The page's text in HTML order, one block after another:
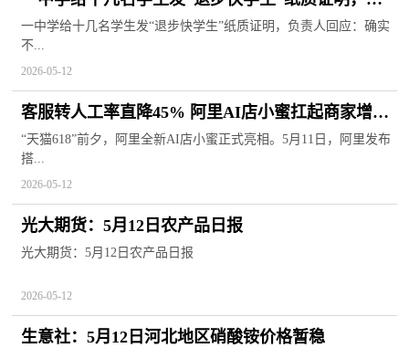
责人回应：确实不合适 ，已收回证明 焦点速讯
一中学给十几名学生发“退步快学生”纸质证明，负责人回应：确实
不...
2026-05-12
客服转人工率直降45% 阿里AI店小蜜扛起商家增长
重任|今亮点
“天猫618”前夕，阿里全新AI店小蜜正式亮相。5月11日，阿里发布
搭...
2026-05-12
光大期货：5月12日农产品日报
光大期货：5月12日农产品日报
2026-05-12
生意社：5月12日河北地区硝酸铵价格暂稳